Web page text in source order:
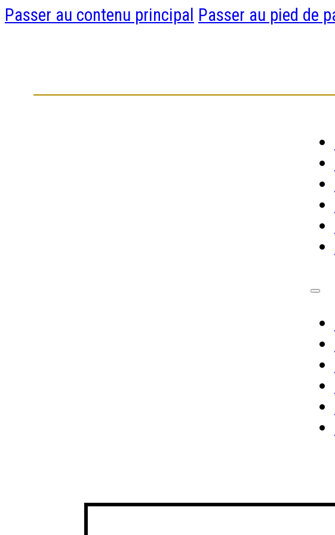
Passer au contenu principal Passer au pied de